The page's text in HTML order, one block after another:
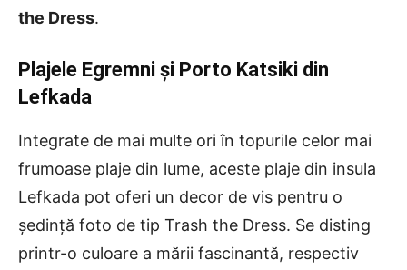
the Dress.
Plajele Egremni și Porto Katsiki din
Lefkada
Integrate de mai multe ori în topurile celor mai
frumoase plaje din lume, aceste plaje din insula
Lefkada pot oferi un decor de vis pentru o
ședință foto de tip Trash the Dress. Se disting
printr-o culoare a mării fascinantă, respectiv